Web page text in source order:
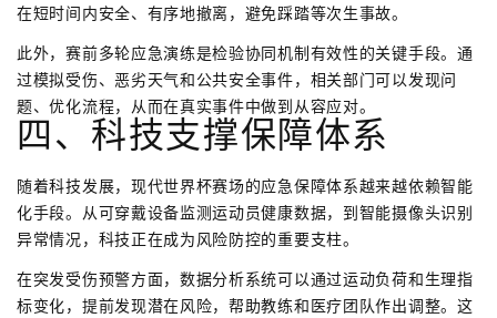
在短时间内安全、有序地撤离，避免踩踏等次生事故。
此外，赛前多轮应急演练是检验协同机制有效性的关键手段。通
过模拟受伤、恶劣天气和公共安全事件，相关部门可以发现问
题、优化流程，从而在真实事件中做到从容应对。
四、科技支撑保障体系
随着科技发展，现代世界杯赛场的应急保障体系越来越依赖智能
化手段。从可穿戴设备监测运动员健康数据，到智能摄像头识别
异常情况，科技正在成为风险防控的重要支柱。
在突发受伤预警方面，数据分析系统可以通过运动负荷和生理指
标变化，提前发现潜在风险，帮助教练和医疗团队作出调整。这